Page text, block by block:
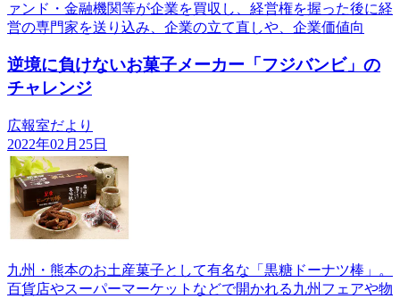
ァンド・金融機関等が企業を買収し、経営権を握った後に経
営の専門家を送り込み、企業の立て直しや、企業価値向
逆境に負けないお菓子メーカー「フジバンビ」の
チャレンジ
広報室だより
2022年02月25日
九州・熊本のお土産菓子として有名な「黒糖ドーナツ棒」。
百貨店やスーパーマーケットなどで開かれる九州フェアや物